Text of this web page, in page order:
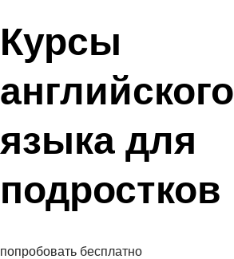
Курсы
английского
языка для
подростков
попробовать бесплатно